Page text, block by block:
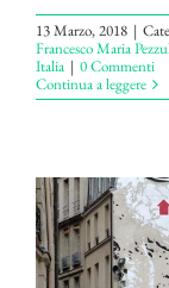
13 Marzo, 2018 |
Francesco Maria
Italia | 0 Commenti
Continua a leggere